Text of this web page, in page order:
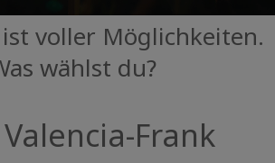
ist voller Möglichkeiten.
wählst du?
Frank